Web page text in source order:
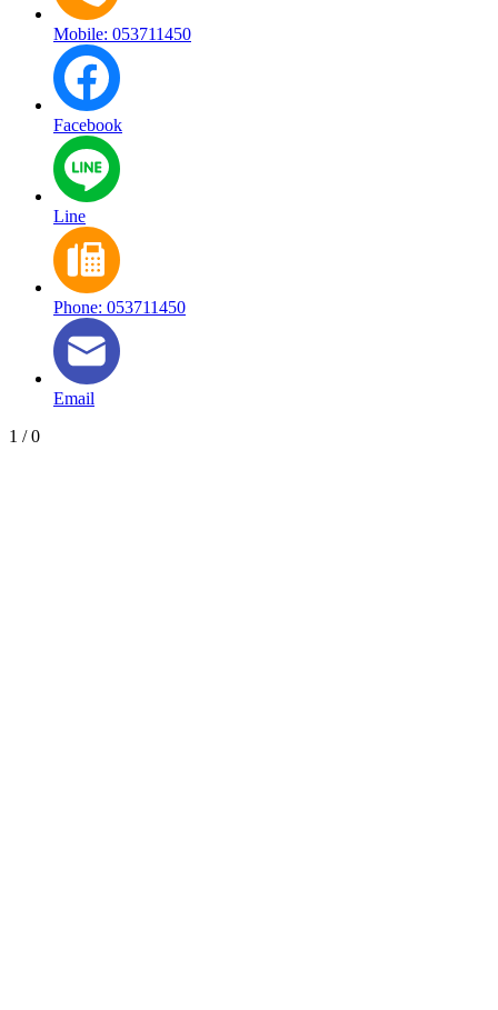
Mobile: 053711450
Facebook
Line
Phone: 053711450
Email
1 /0